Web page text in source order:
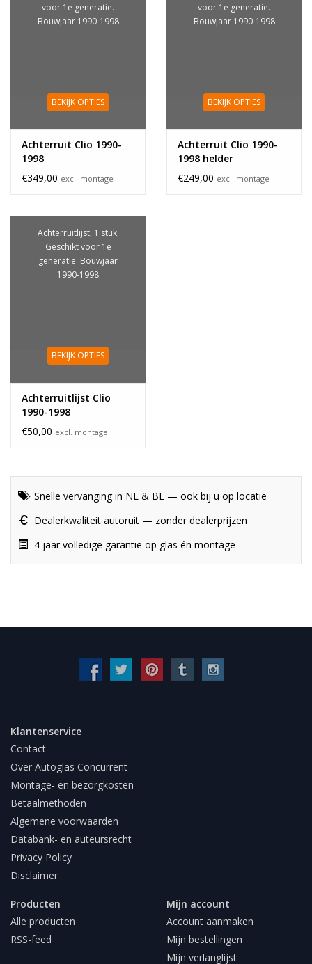
voor 1e generatie.
Bouwjaar 1990-1998
BEKIJK OPTIES
Achterruit Clio 1990-
1998
€349,00 excl. montage
voor 1e generatie.
Bouwjaar 1990-1998
BEKIJK OPTIES
Achterruit Clio 1990-
1998 helder
€249,00 excl. montage
Achterruitlijst, 1 stuk.
Geschikt voor 1e
generatie. Bouwjaar
1990-1998
BEKIJK OPTIES
Achterruitlijst Clio
1990-1998
€50,00 excl. montage
Snelle vervanging in NL & BE — ook bij u op locatie
Dealerkwaliteit autoruit — zonder dealerprijzen
4 jaar volledige garantie op glas én montage
Klantenservice
Contact
Over Autoglas Concurrent
Montage- en bezorgkosten
Betaalmethoden
Algemene voorwaarden
Databank- en auteursrecht
Privacy Policy
Disclaimer
Producten
Alle producten
RSS-feed
Mijn account
Account aanmaken
Mijn bestellingen
Mijn verlanglijst